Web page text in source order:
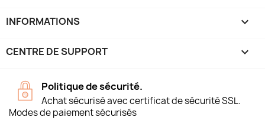
INFORMATIONS keyboard_arrow_down
CENTRE DE SUPPORT 
Politique de sécurité.
Achat sécurisé avec certificat de sécurité SSL.
Modes de paiement sécurisés